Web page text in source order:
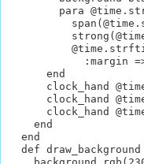
para
:margin
      end
clock_hand
clock_hand
clock_hand
    end
  end
  def draw_background